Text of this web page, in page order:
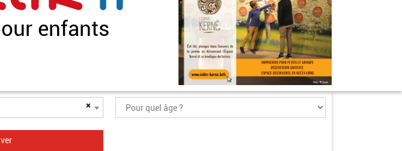
enfants
×